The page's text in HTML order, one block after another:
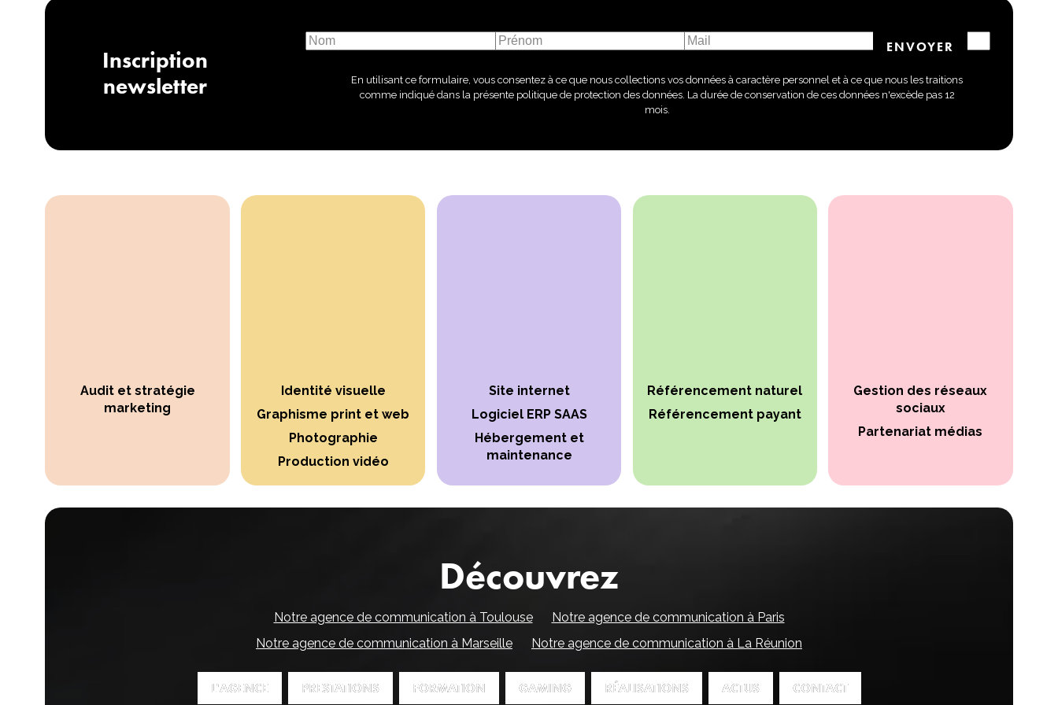
Inscription
newsletter
En utilisant ce formulaire, vous consentez à ce que nous collections vos données à caractère personnel et à ce que nous les traitions
comme indiqué dans la présente politique de protection des données. La durée de conservation de ces données n'excède pas 12
mois.
Audit et stratégie
marketing
Identité visuelle
Graphisme print et web
Photographie
Production vidéo
Site internet
Logiciel ERP SAAS
Hébergement et
maintenance
Référencement naturel
Référencement payant
Gestion des réseaux
sociaux
Partenariat médias
Découvrez
Notre agence de communication à Toulouse
Notre agence de communication à Paris
Notre agence de communication à Marseille
Notre agence de communication à La Réunion
L'AGENCE
L'AGENCE PRESTATIONS
PRESTATIONS FORMATION
FORMATION GAMING
GAMING RÉALISATIONS
RÉALISATIONS ACTUS
ACTUS CONTACT
CONTACT